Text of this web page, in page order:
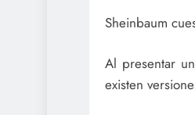
Sheinbaum
Al presentar
existen